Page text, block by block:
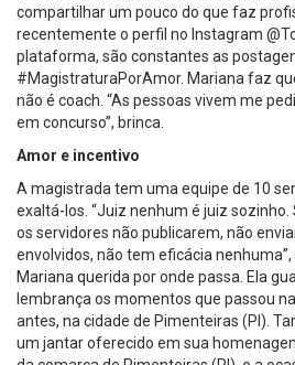
compartilhar um pouco do que faz
recentemente o perfil no Instagram
plataforma, são constantes as
#MagistraturaPorAmor. Mariana faz
não é coach. “As pessoas vivem me
em concurso”, brinca.
Amor e incentivo
A magistrada tem uma equipe de 10
exaltá-los. “Juiz nenhum é juiz
os servidores não publicarem, não
envolvidos, não tem eficácia
Mariana querida por onde passa. Ela
lembrança os momentos que passou
antes, na cidade de Pimenteiras (PI).
um jantar oferecido em sua